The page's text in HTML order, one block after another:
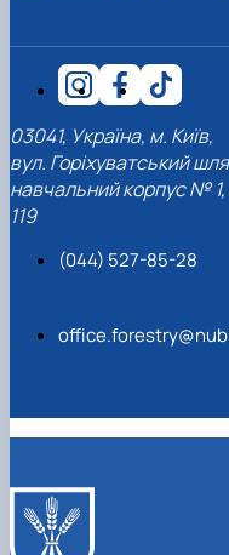
03041, Україна, м. Київ,
вул. Горіхуватський
навчальний корпус №
119
(044) 527-85-28